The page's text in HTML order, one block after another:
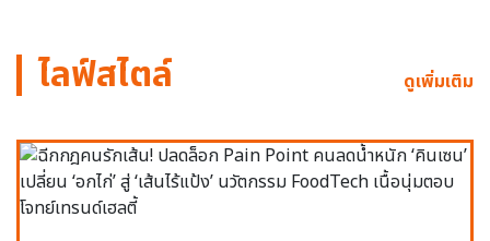
ไลฟ์สไตล์ ดูเพิ่มเติม